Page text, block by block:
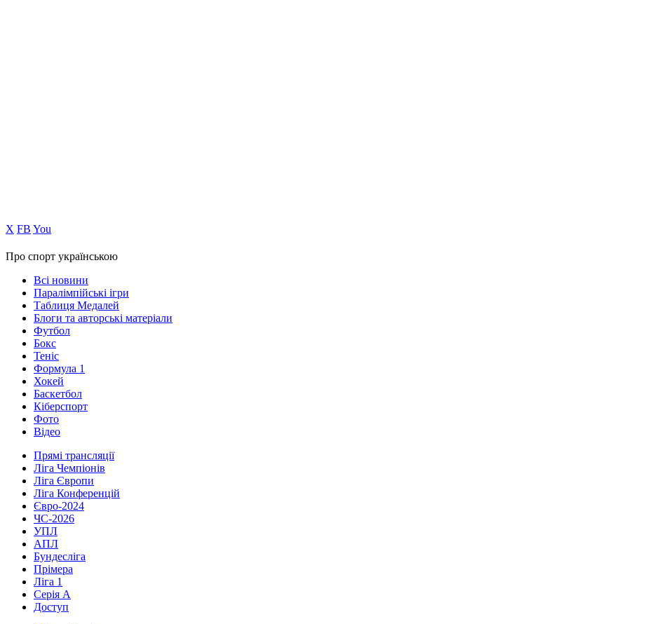
Х FB You
Про спорт українською
Всі новини
Паралімпійські ігри
Таблиця Медалей
Блоги та авторські матеріали
Футбол
Бокс
Теніс
Формула 1
Хокей
Баскетбол
Кіберспорт
Фото
Відео
Прямі трансляції
Ліга Чемпіонів
Ліга Європи
Ліга Конференцій
Євро-2024
ЧС-2026
УПЛ
АПЛ
Бундесліга
Прімера
Ліга 1
Серія А
Доступ